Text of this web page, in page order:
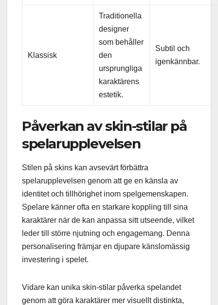
Klassisk
Traditionella
designer
som behåller
den
ursprungliga
karaktärens
estetik.
Subtil och
igenkännbar.
Påverkan av skin-stilar på
spelarupplevelsen
Stilen på skins kan avsevärt förbättra
spelarupplevelsen genom att ge en känsla av
identitet och tillhörighet inom spelgemenskapen.
Spelare känner ofta en starkare koppling till sina
karaktärer när de kan anpassa sitt utseende, vilket
leder till större njutning och engagemang. Denna
personalisering främjar en djupare känslomässig
investering i spelet.
Vidare kan unika skin-stilar påverka spelandet
genom att göra karaktärer mer visuellt distinkta,